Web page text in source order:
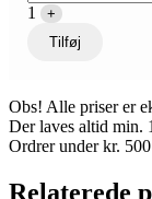
1
+
Tilføj
Obs! Alle priser er
Der laves altid min.
Ordrer under kr.
Relaterede